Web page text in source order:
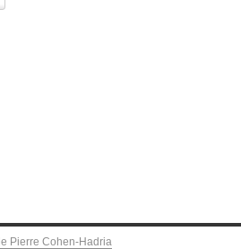
Pierre Cohen-Hadria